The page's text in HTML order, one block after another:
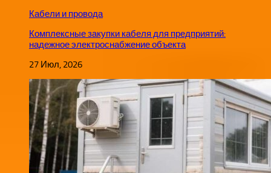
Кабели и провода
Комплексные закупки кабеля для предприятий:
надежное электроснабжение объекта
27 Июл, 2026